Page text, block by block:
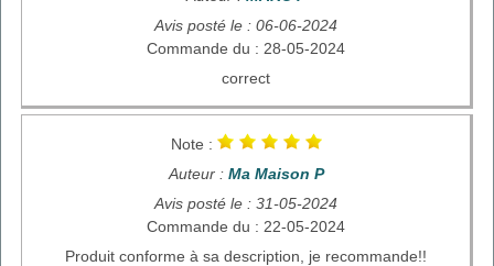
Avis posté le : 06-06-2024
Commande du : 28-05-2024
correct
Note :
Auteur : Ma Maison P
Avis posté le : 31-05-2024
Commande du : 22-05-2024
Produit conforme à sa description, je recommande!!